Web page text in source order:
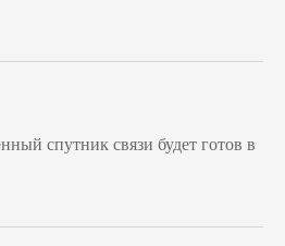
спутник связи будет готов в